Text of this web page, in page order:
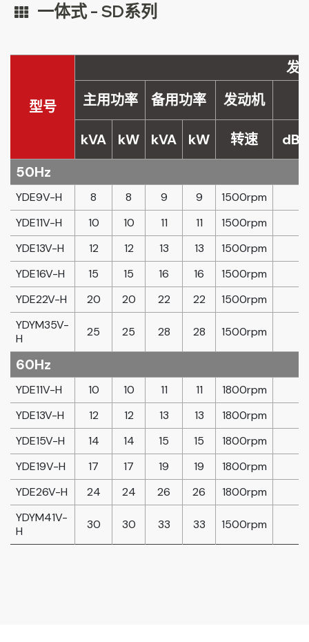
一体式 - SD系列
型号
发
主用功率
备用功率 发动机
kVA kW kVA kW 转速
50Hz
YDE9V-H 8 8 9 9
1500rpm
YDE11V-H
10 10 11 11
1500rpm
YDE13V-H
12 12 13 13
1500rpm
YDE16V-H
15 15 16 16
1500rpm
YDE22V-H
20 20 22 22
1500rpm
YDYM35V-
H
25 25 28 28 1500rpm
60Hz
YDE11V-H 10 10 11 11
1800rpm
YDE13V-H
12 12 13 13
1800rpm
YDE15V-H
14 14 15 15
1800rpm
YDE19V-H
17 17 19 19
1800rpm
YDE26V-H
24 24 26 26
1800rpm
YDYM41V-
H
30 30 33 33 1500rpm